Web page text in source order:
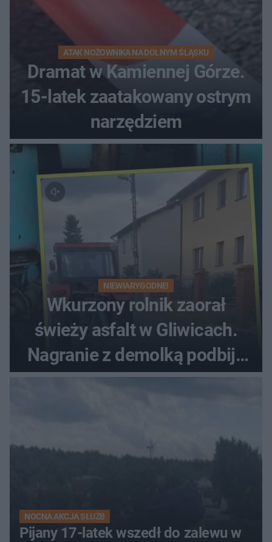
ATAK NOŻOWNIKA NA DOLNYM ŚLĄSKU
Dramat w Kamiennej Górze.
15-latek zaatakowany ostrym
narzędziem
NIEWIARYGODNE!
Wkurzony rolnik zaorał
świeży asfalt w Gliwicach.
Nagranie z demolką podbija
sieć
NOCNA AKCJA SŁUŻB
Pijany 17-latek wszedł do zalewu w